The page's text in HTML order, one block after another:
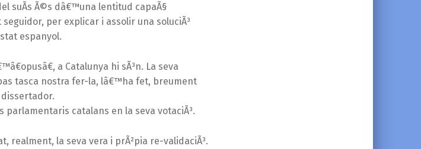
suÃ­s Ã©s dâ€™una lentitud capaÃ§
per explicar i assolir una soluciÃ³
espanyol.
a Catalunya hi sÃ³n. La seva
tasca nostra fer-la, lâ€™ha fet, breument
dissertador.
parlamentaris catalans en la seva votaciÃ³.
realment, la seva vera i prÃ²pia re-validaciÃ³.